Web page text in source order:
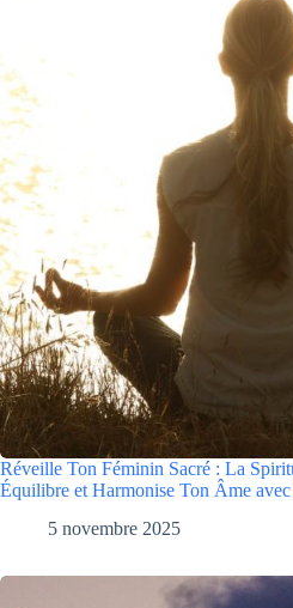
Réveille Ton Féminin Sacré : La
Équilibre et Harmonise Ton Âme
5 novembre 2025